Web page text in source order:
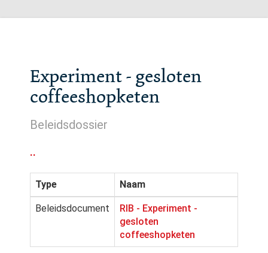
Experiment - gesloten
coffeeshopketen
Beleidsdossier
..
Type Naam
Beleidsdocument
RIB - Experiment -
gesloten
coffeeshopketen